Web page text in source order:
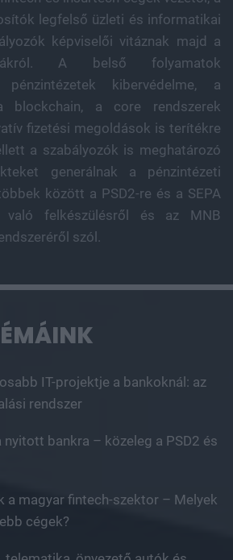
legfelső üzleti és informatikai
képviselői vitáznak majd a
A belső folyamatok
kibervédelme, a
blockchain, a core rendszerek
fizetési megoldások is terítékre
a szabályozók is meghatározó
generálnak a pénzintézeti
között a PSD2-re és a SEPA
való felkészülésről és az MNB
szól.
rendszer
cégek?